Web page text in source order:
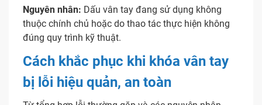
Nguyên nhân: Dấu vân tay đang sử dụng không
thuộc chính chủ hoặc do thao tác thực hiện không
đúng quy trình kỹ thuật.
Cách khắc phục khi khóa vân tay
bị lỗi hiệu quản, an toàn